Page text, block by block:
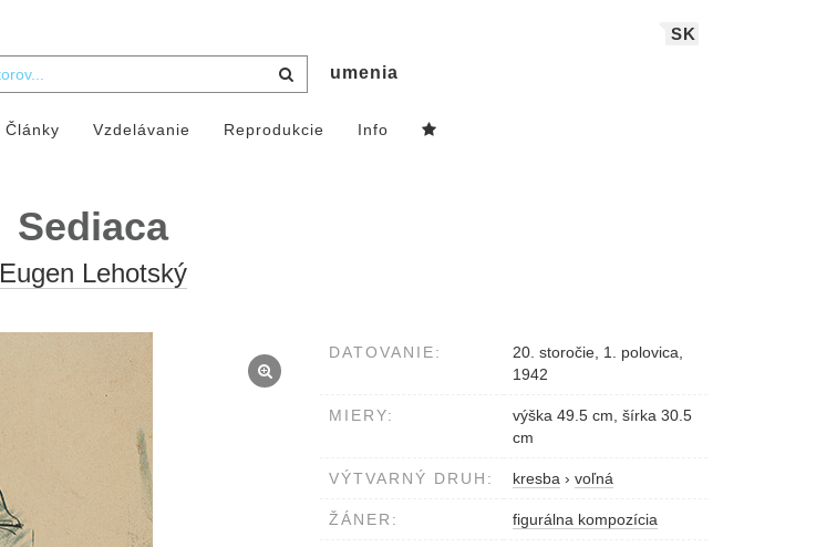
SK
umenia
Články Vzdelávanie Reprodukcie Info
Sediaca
Eugen Lehotský
DATOVANIE:
20. storočie, 1. polovica,
1942
MIERY:
výška 49.5 cm, šírka 30.5
cm
VÝTVARNÝ DRUH: kresba › voľná
ŽÁNER: figurálna kompozícia